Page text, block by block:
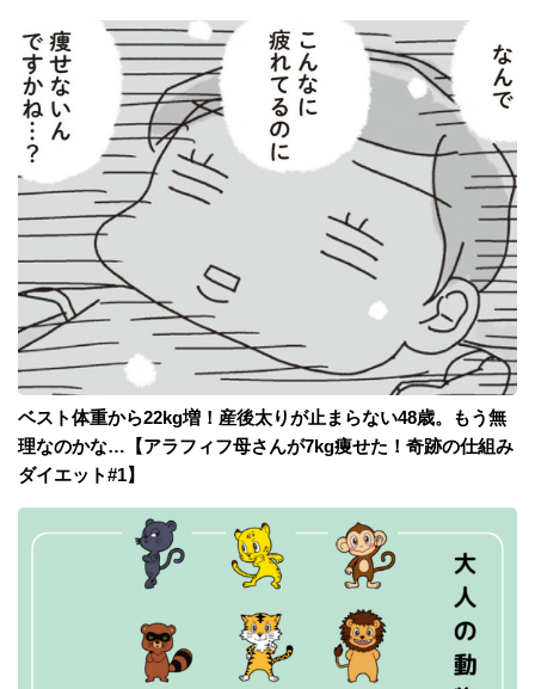
ベスト体重から22kg増！産後太りが止まらない48歳。もう無
理なのかな…【アラフィフ母さんが7kg痩せた！奇跡の仕組み
ダイエット#1】